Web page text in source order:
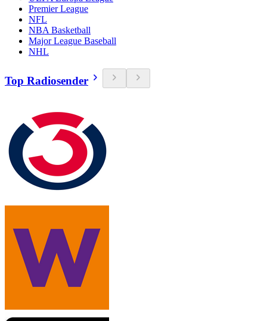
Premier League
NFL
NBA Basketball
Major League Baseball
NHL
Top Radiosender